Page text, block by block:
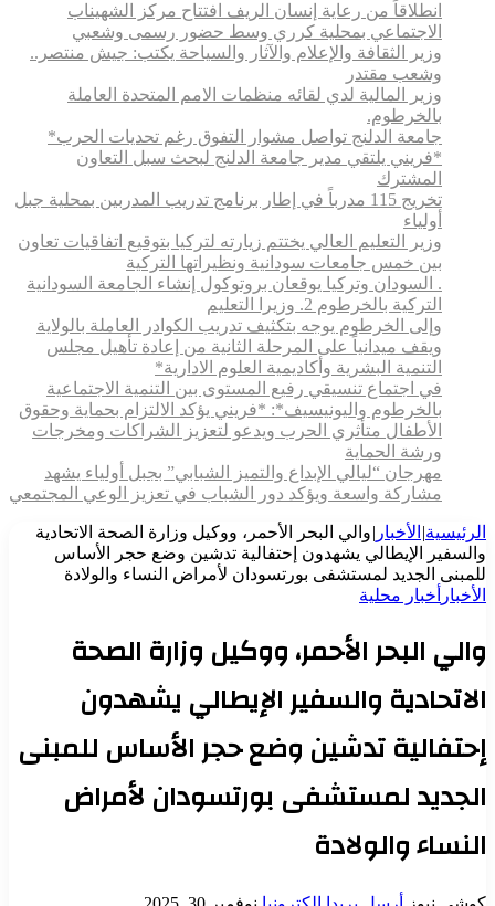
انطلاقاً من رعاية إنسان الريف افتتاح مركز الشهيناب
الاجتماعي بمحلية كرري وسط حضور رسمى وشعبي
وزير الثقافة والإعلام والآثار والسياحة يكتب: جيش منتصر..
وشعب مقتدر
وزير المالية لدي لقائه منظمات الامم المتحدة العاملة
بالخرطوم.
جامعة الدلنج تواصل مشوار التفوق رغم تحديات الحرب*
*فريني يلتقي مدير جامعة الدلنج لبحث سبل التعاون
المشترك
تخريج 115 مدرباً في إطار برنامج تدريب المدربين بمحلية جبل
أولياء
وزير التعليم العالي يختتم زيارته لتركيا بتوقيع اتفاقيات تعاون
بين خمس جامعات سودانية ونظيراتها التركية
. السودان وتركيا يوقعان بروتوكول إنشاء الجامعة السودانية
التركية بالخرطوم 2. وزيرا التعليم
وإلى الخرطوم يوجه بتكثيف تدريب الكوادر العاملة بالولاية
ويقف ميدانياً على المرحلة الثانية من إعادة تأهيل مجلس
التنمية البشرية وأكاديمية العلوم الادارية*
في اجتماع تنسيقي رفيع المستوى بين التنمية الاجتماعية
بالخرطوم واليونيسيف*: *​فريني يؤكد الالتزام بحماية وحقوق
الأطفال متأثري الحرب ويدعو لتعزيز الشراكات ومخرجات
ورشة الحماية
مهرجان “ليالي الإبداع والتميز الشبابي” بجبل أولياء يشهد
مشاركة واسعة ويؤكد دور الشباب في تعزيز الوعي المجتمعي
الرئيسية| الأخبار |والي البحر الأحمر، ووكيل وزارة الصحة الاتحادية
والسفير الإيطالي يشهدون إحتفالية تدشين وضع حجر الأساس
للمبنى الجديد لمستشفى بورتسودان لأمراض النساء والولادة
الأخبار أخبار محلية
والي البحر الأحمر، ووكيل وزارة الصحة
الاتحادية والسفير الإيطالي يشهدون
إحتفالية تدشين وضع حجر الأساس للمبنى
الجديد لمستشفى بورتسودان لأمراض
النساء والولادة